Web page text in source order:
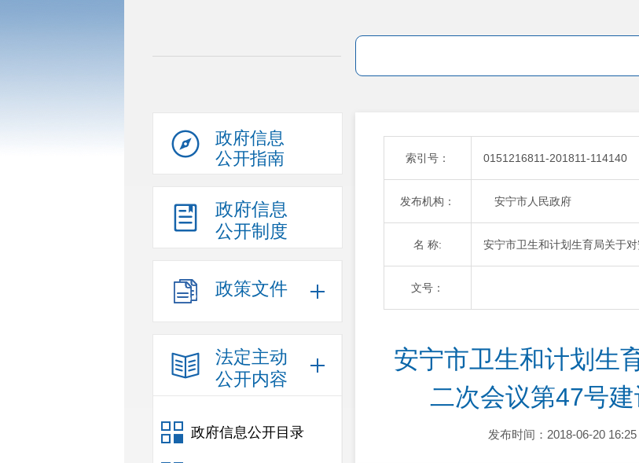
政府信息
公开指南
政府信息
公开制度
政策文件
法定主动
公开内容
政府信息公开目录
索引号： 0151216811-201811-114140
发布机构： 安宁市人民政府
名 称: 安宁市卫生和计划生育局关于
文号：
安宁市卫生和计划生
二次会议第47号
发布时间：2018-06-20 16:25